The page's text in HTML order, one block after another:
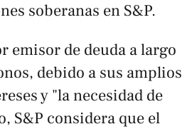
soberanas en S&P.
emisor de deuda a largo
debido a sus amplios
y "la necesidad de
S&P considera que el